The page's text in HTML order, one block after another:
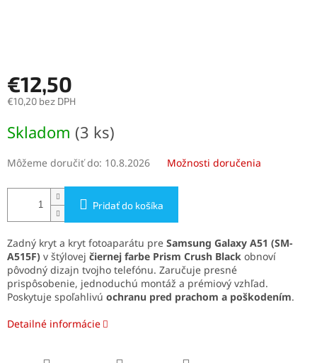
€12,50
€10,20 bez DPH
cena:
Skladom (3 ks)
Môžeme doručiť do: 10.8.2026 Možnosti doručenia
Pridať do košíka
Zadný kryt a kryt fotoaparátu pre Samsung Galaxy A51 (SM-
A515F) v štýlovej čiernej farbe Prism Crush Black obnoví
pôvodný dizajn tvojho telefónu. Zaručuje presné
prispôsobenie, jednoduchú montáž a prémiový vzhľad.
Poskytuje spoľahlivú ochranu pred prachom a poškodením.
Detailné informácie